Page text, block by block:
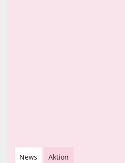
News Aktion